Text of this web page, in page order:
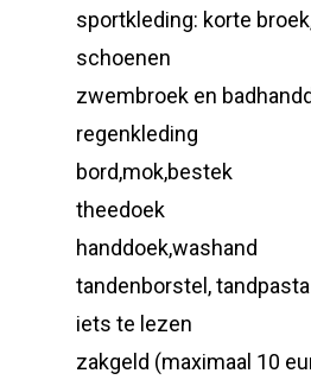
sportkleding: korte
schoenen
zwembroek en
regenkleding
bord,mok,bestek
theedoek
handdoek,washand
tandenborstel, tandpasta
iets te lezen
zakgeld (maximaal 10